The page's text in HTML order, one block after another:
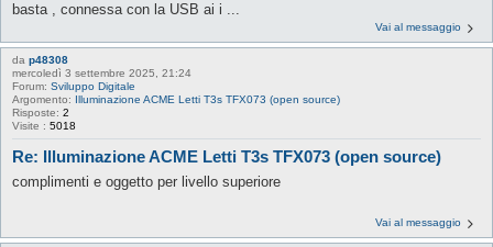
basta , connessa con la USB ai i ...
Vai al messaggio
da p48308
mercoledì 3 settembre 2025, 21:24
Forum: Sviluppo Digitale
Argomento: Illuminazione ACME Letti T3s TFX073 (open source)
Risposte: 2
Visite : 5018
Re: Illuminazione ACME Letti T3s TFX073 (open source)
complimenti e oggetto per livello superiore
Vai al messaggio